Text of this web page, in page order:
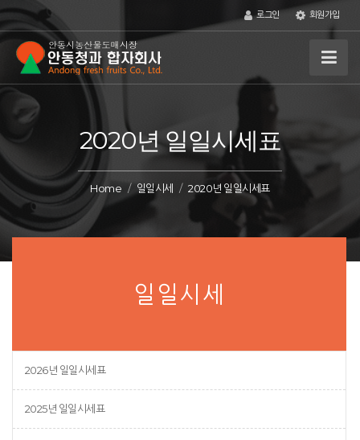
로그인 회원가입
2020년 일일시세표
Home 일일시세 2020년 일일시세표
일일시세
2026년 일일시세표
2025년 일일시세표